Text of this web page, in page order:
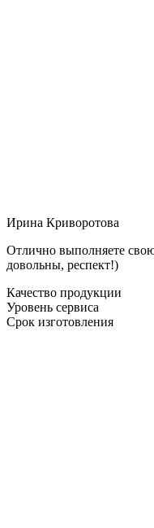
Ирина Криворотова
Отлично выполняете
довольны, респект!)
Качество продукции
Уровень сервиса
Срок изготовления